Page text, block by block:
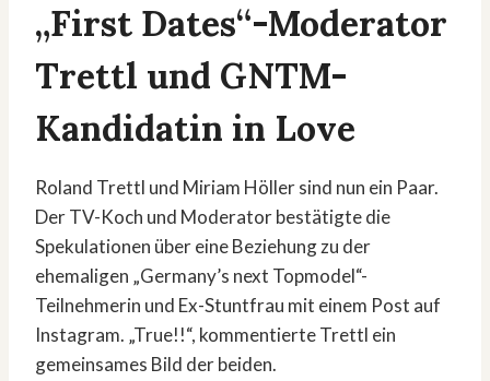
„First Dates“-Moderator
Trettl und GNTM-
Kandidatin in Love
Roland Trettl und Miriam Höller sind nun ein Paar.
Der TV-Koch und Moderator bestätigte die
Spekulationen über eine Beziehung zu der
ehemaligen „Germany’s next Topmodel“-
Teilnehmerin und Ex-Stuntfrau mit einem Post auf
Instagram. „True!!“, kommentierte Trettl ein
gemeinsames Bild der beiden.